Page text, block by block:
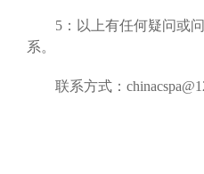
5：以上有任何疑问或问
系。
联系方式：